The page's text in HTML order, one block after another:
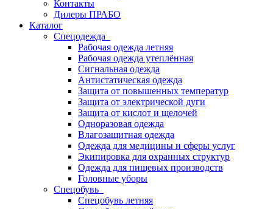
Контакты
Дилеры ПРАБО
Каталог
Спецодежда
Рабочая одежда летняя
Рабочая одежда утеплённая
Сигнальная одежда
Антистатическая одежда
Защита от повышенных температур
Защита от электрической дуги
Защита от кислот и щелочей
Одноразовая одежда
Влагозащитная одежда
Одежда для медицины и сферы услуг
Экипировка для охранных структур
Одежда для пищевых производств
Головные уборы
Спецобувь
Спецобувь летняя